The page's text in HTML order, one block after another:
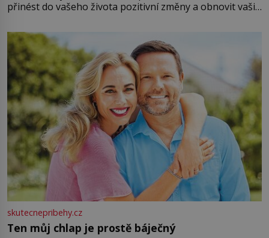
přinést do vašeho života pozitivní změny a obnovit vaši
můžete obohatit své rituály a přinést do svého života
větší harmonii a klid. Je důležité
skutecnepribehy.cz
Ten můj chlap je prostě báječný